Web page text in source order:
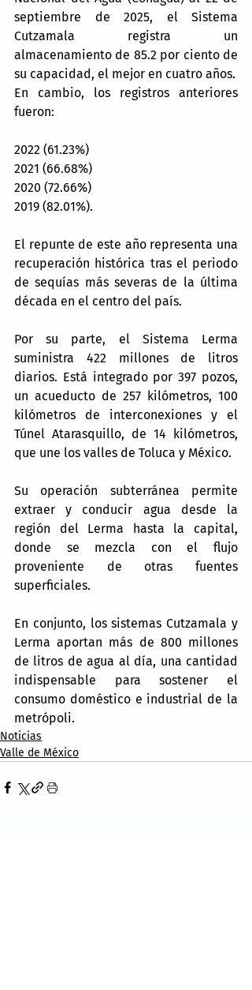
septiembre de 2025, el Sistema
Cutzamala registra un
almacenamiento de 85.2 por ciento de
su capacidad, el mejor en cuatro años.
En cambio, los registros anteriores
fueron:
2022 (61.23%)
2021 (66.68%)
2020 (72.66%)
2019 (82.01%).
El repunte de este año representa una
recuperación histórica tras el periodo
de sequías más severas de la última
década en el centro del país.
Por su parte, el Sistema Lerma
suministra 422 millones de litros
diarios. Está integrado por 397 pozos,
un acueducto de 257 kilómetros, 100
kilómetros de interconexiones y el
Túnel Atarasquillo, de 14 kilómetros,
que une los valles de Toluca y México.
Su operación subterránea permite
extraer y conducir agua desde la
región del Lerma hasta la capital,
donde se mezcla con el flujo
proveniente de otras fuentes
superficiales.
En conjunto, los sistemas Cutzamala y
Lerma aportan más de 800 millones
de litros de agua al día, una cantidad
indispensable para sostener el
consumo doméstico e industrial de la
metrópoli.
Noticias
Valle de México